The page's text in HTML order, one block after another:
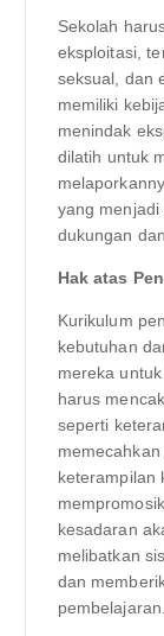
Sekolah
eksploitasi,
seksual, dan
memiliki
menindak
dilatih untuk
yang
dukungan
Hak atas
Kurikulum
kebutuhan
mereka
harus
seperti
keterampilan
kesadaran
melibatkan
dan
pembelajaran.